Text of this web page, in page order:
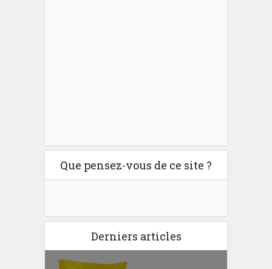
Que pensez-vous de ce site ?
Derniers articles